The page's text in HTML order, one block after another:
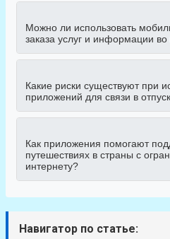
Можно ли использовать
заказа услуг и информации
Какие риски существуют при
приложений для связи в
Как приложения помогают
путешествиях в страны с
интернету?
Навигатор по статье: